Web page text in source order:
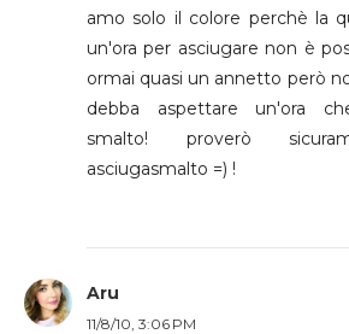
amo solo il colore perchè la
un'ora per asciugare non è
ormai quasi un annetto però
debba aspettare un'ora
smalto! proverò
asciugasmalto =) !
Aru
11/8/10, 3:06 PM